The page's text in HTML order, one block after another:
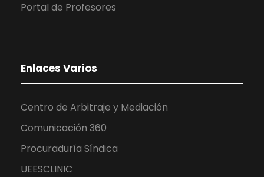
Portal de Profesores
Enlaces Varios
Centro de Arbitraje y Mediación
Comunicación 360
Procuraduría Síndica
UEESCLINIC